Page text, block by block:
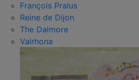
François Pralus
Reine de Dijon
The Dalmore
Valrhona